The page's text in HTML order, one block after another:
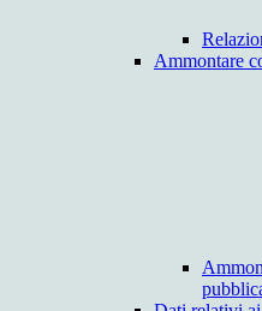
Ammontare